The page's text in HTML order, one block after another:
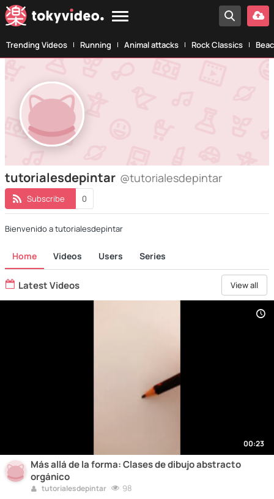
Trending Videos Running Animal attacks Rock Classics
tutorialesdepintar @tutorialesdepintar
Subscribe 0
Bienvenido a tutorialesdepintar
Home Videos Users Series
Latest Videos View all
00:23
Más allá de la forma: Clases de dibujo abstracto
orgánico
tutorialesdepintar 98